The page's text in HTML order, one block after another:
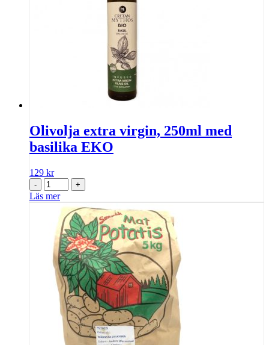
Olivolja extra virgin, 250ml med
basilika EKO
129 kr
- +
Läs mer